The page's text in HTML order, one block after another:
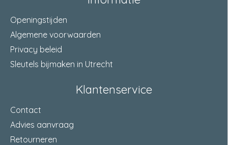
Openingstijden
Algemene voorwaarden
Privacy beleid
Sleutels bijmaken in Utrecht
Klantenservice
Contact
Advies aanvraag
Retourneren